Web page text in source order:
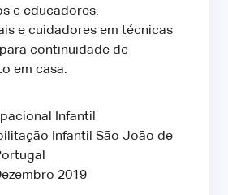
e educadores.
e cuidadores em técnicas
continuidade de
em casa.
Infantil
Infantil São João de
2019